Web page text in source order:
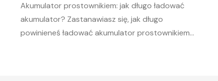
Akumulator prostownikiem: jak długo ładować
akumulator? Zastanawiasz się, jak długo
powinieneś ładować akumulator prostownikiem?